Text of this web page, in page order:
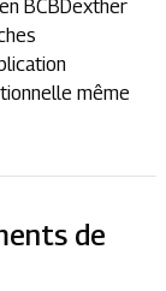
BCBDexther
même
de